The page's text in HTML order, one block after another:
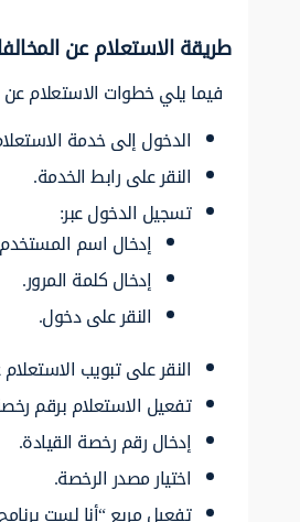
طريقة الاستعلام عن
فيما يلي خطوات الاستعلام عن
الدخول إلى خدمة
النقر على رابط الخدمة.
تسجيل الدخول عبر:
إدخال اسم
إدخال كلمة المرور.
النقر على دخول.
النقر على تبويب
تفعيل الاستعلام برقم
إدخال رقم رخصة القيادة.
اختيار مصدر الرخصة.